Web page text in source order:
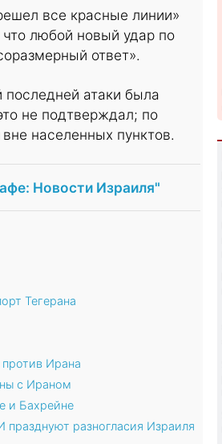
все красные линии»
любой новый удар по
ответ».
атаки была
не подтверждал; по
населенных пунктов.
Новости Израиля"
Тегерана
Ирана
с Ираном
и Бахрейне
разногласия Израиля